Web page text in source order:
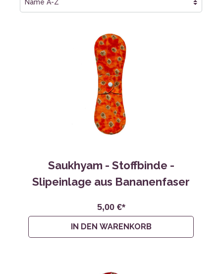
Saukhyam - Stoffbinde -
Slipeinlage aus Bananenfaser
5,00 €*
IN DEN WARENKORB